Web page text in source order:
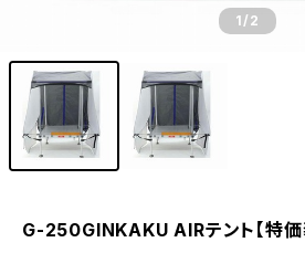
1/2
G-250GINKAKU AIRテント【特価